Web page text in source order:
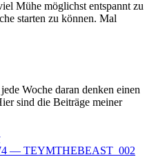
Mühe möglichst entspannt zu
starten zu können. Mal
Woche daran denken einen
sind die Beiträge meiner
— TEYMTHEBEAST_002